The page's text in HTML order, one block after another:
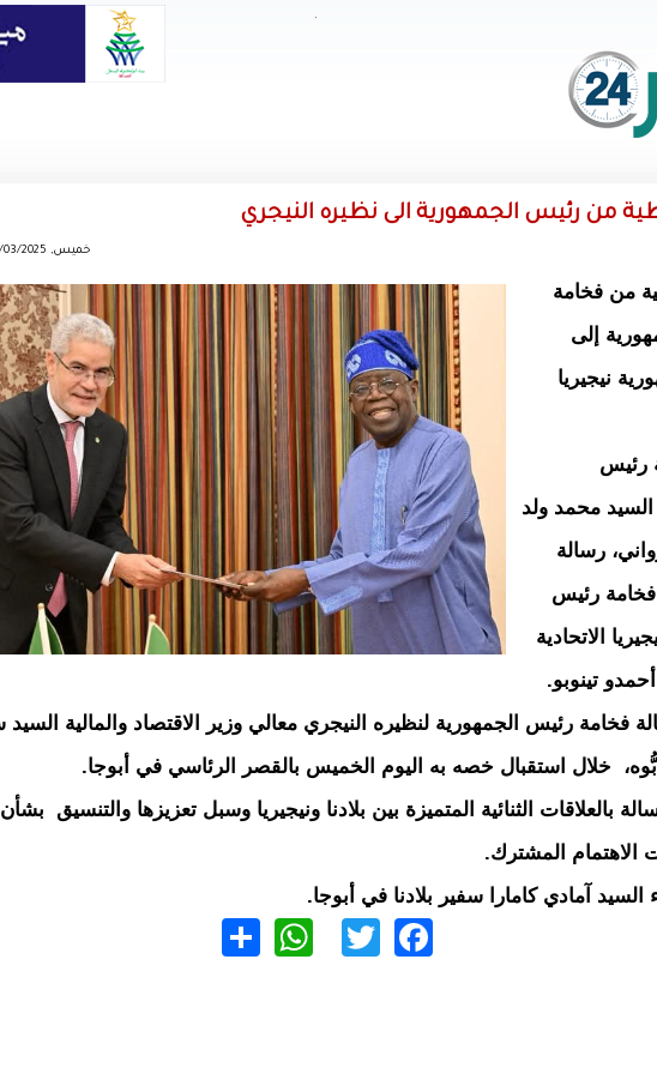
.
من رئيس الجمهورية الى نظيره النيجري
خميس, 06/03/2025 - 20:49
من فخامة
إلى
نيجيريا
رئيس
السيد محمد ولد
رسالة
رئيس
الاتحادية
أحمدو تينوبو.
فخامة رئيس الجمهورية لنظيره النيجري معالي وزير الاقتصاد والمالية السيد
خلال استقبال خصه به اليوم الخميس بالقصر الرئاسي في أبوجا.
بالعلاقات الثنائية المتميزة بين بلادنا ونيجيريا وسبل تعزيزها والتنسيق بشأن
الاهتمام المشترك.
السيد آمادي كامارا سفير بلادنا في أبوجا.
Facebook
Twitter
WhatsApp